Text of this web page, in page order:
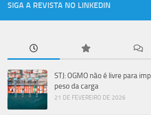
SIGA A REVISTA NO LINKEDIN
STJ: OGMO não é livre para
peso da carga
21 DE FEVEREIRO DE 2026